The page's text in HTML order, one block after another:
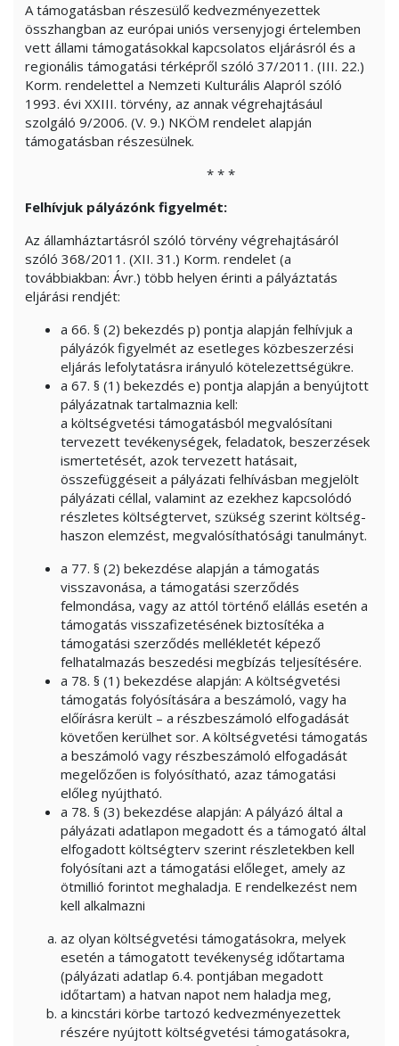
A támogatásban részesülő kedvezményezettek
összhangban az európai uniós versenyjogi értelemben
vett állami támogatásokkal kapcsolatos eljárásról és a
regionális támogatási térképről szóló 37/2011. (III. 22.)
Korm. rendelettel a Nemzeti Kulturális Alapról szóló
1993. évi XXIII. törvény, az annak végrehajtásául
szolgáló 9/2006. (V. 9.) NKÖM rendelet alapján
támogatásban részesülnek.
* * *
Felhívjuk pályázónk figyelmét:
Az államháztartásról szóló törvény végrehajtásáról
szóló 368/2011. (XII. 31.) Korm. rendelet (a
továbbiakban: Ávr.) több helyen érinti a pályáztatás
eljárási rendjét:
a 66. § (2) bekezdés p) pontja alapján felhívjuk a
pályázók figyelmét az esetleges közbeszerzési
eljárás lefolytatásra irányuló kötelezettségükre.
a 67. § (1) bekezdés e) pontja alapján a benyújtott
pályázatnak tartalmaznia kell:
a költségvetési támogatásból megvalósítani
tervezett tevékenységek, feladatok, beszerzések
ismertetését, azok tervezett hatásait,
összefüggéseit a pályázati felhívásban megjelölt
pályázati céllal, valamint az ezekhez kapcsolódó
részletes költségtervet, szükség szerint költség-
haszon elemzést, megvalósíthatósági tanulmányt.
a 77. § (2) bekezdése alapján a támogatás
visszavonása, a támogatási szerződés
felmondása, vagy az attól történő elállás esetén a
támogatás visszafizetésének biztosítéka a
támogatási szerződés mellékletét képező
felhatalmazás beszedési megbízás teljesítésére.
a 78. § (1) bekezdése alapján: A költségvetési
támogatás folyósítására a beszámoló, vagy ha
előírásra került – a részbeszámoló elfogadását
követően kerülhet sor. A költségvetési támogatás
a beszámoló vagy részbeszámoló elfogadását
megelőzően is folyósítható, azaz támogatási
előleg nyújtható.
a 78. § (3) bekezdése alapján: A pályázó által a
pályázati adatlapon megadott és a támogató által
elfogadott költségterv szerint részletekben kell
folyósítani azt a támogatási előleget, amely az
ötmillió forintot meghaladja. E rendelkezést nem
kell alkalmazni
az olyan költségvetési támogatásokra, melyek
esetén a támogatott tevékenység időtartama
(pályázati adatlap 6.4. pontjában megadott
időtartam) a hatvan napot nem haladja meg,
a kincstári körbe tartozó kedvezményezettek
részére nyújtott költségvetési támogatásokra,